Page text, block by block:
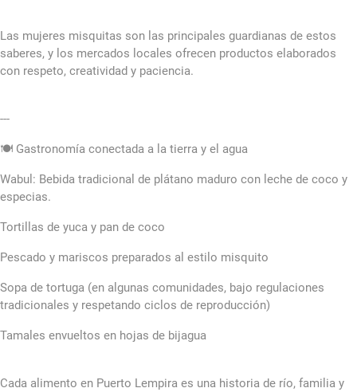
Las mujeres misquitas son las principales guardianas de estos
saberes, y los mercados locales ofrecen productos elaborados
con respeto, creatividad y paciencia.
---
🍽️ Gastronomía conectada a la tierra y el agua
Wabul: Bebida tradicional de plátano maduro con leche de coco y
especias.
Tortillas de yuca y pan de coco
Pescado y mariscos preparados al estilo misquito
Sopa de tortuga (en algunas comunidades, bajo regulaciones
tradicionales y respetando ciclos de reproducción)
Tamales envueltos en hojas de bijagua
Cada alimento en Puerto Lempira es una historia de río, familia y